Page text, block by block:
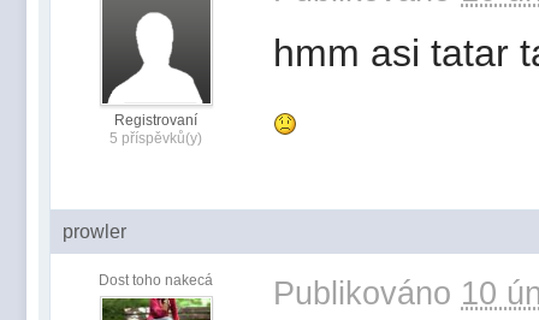
Registrovaní
5 příspěvků(y)
hmm asi tatar
prowler
Dost toho nakecá Publikováno 10